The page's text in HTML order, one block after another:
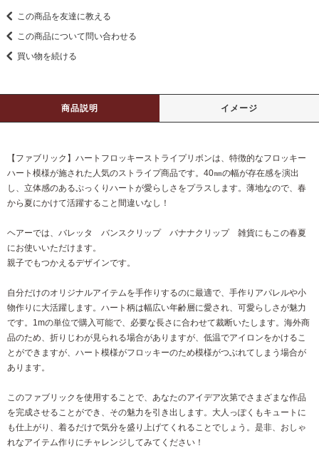
この商品を友達に教える
この商品について問い合わせる
買い物を続ける
商品説明 イメージ
【ファブリック】ハートフロッキーストライプリボンは、特徴的なフロッキー
ハート模様が施された人気のストライプ商品です。40㎜の幅が存在感を演出
し、立体感のあるぷっくりハートが愛らしさをプラスします。薄地なので、春
から夏にかけて活躍すること間違いなし！
ヘアーでは、バレッタ バンスクリップ バナナクリップ 雑貨にもこの春夏
にお使いいただけます。
親子でもつかえるデザインです。
自分だけのオリジナルアイテムを手作りするのに最適で、手作りアパレルや小
物作りに大活躍します。ハート柄は幅広い年齢層に愛され、可愛らしさが魅力
です。1mの単位で購入可能で、必要な長さに合わせて裁断いたします。海外商
品のため、折りじわが見られる場合がありますが、低温でアイロンをかけるこ
とができますが、ハート模様がフロッキーのため模様がつぶれてしまう場合が
あります。
このファブリックを使用することで、あなたのアイデア次第でさまざまな作品
を完成させることができ、その魅力を引き出します。大人っぽくもキュートに
も仕上がり、着るだけで気分を盛り上げてくれることでしょう。是非、おしゃ
れなアイテム作りにチャレンジしてみてください！